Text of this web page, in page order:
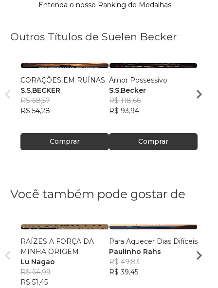
Entenda o nosso Ranking de Medalhas
Outros Títulos de Suelen Becker
CORAÇÕES EM RUÍNAS
S.S.BECKER
R$ 68,57
R$ 54,28
Comprar
Amor Possessivo
S.S.Becker
R$ 118,66
R$ 93,94
Comprar
R$
Você também pode gostar de
RAÍZES A FORÇA DA
MINHA ORIGEM
Lu Nagao
R$ 64,99
R$ 51,45
Para Aquecer Dias Difíceis
Paulinho Rahs
R$ 49,83
R$ 39,45
em